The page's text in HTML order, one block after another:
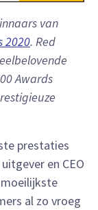
van
2020. Red
Awards
prestaties
en CEO
moeilijkste
al zo vroeg